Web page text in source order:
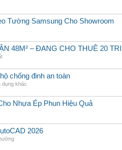
Tường Samsung Cho Showroom
48M² – ĐANG CHO THUÊ 20
chống đinh an toàn
dụng khác
Nhựa Ép Phun Hiệu Quả
2026